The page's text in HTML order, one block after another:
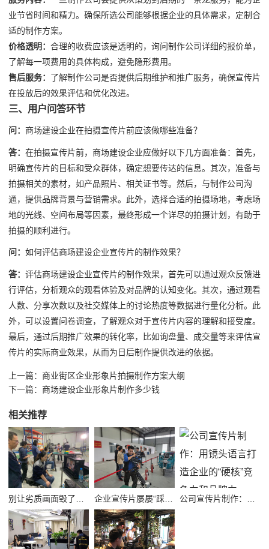
业节省时间和精力。确保所选公司能够根据企业的具体需求，定制合
适的制作方案。
价格透明： 合理的收费应该是透明的，询问制作公司详细的报价单，
了解每一项费用的具体构成，避免隐形费用。
售后服务： 了解制作公司是否提供后期维护和推广服务，确保宣传片
在投放后的效果评估和优化改进。
三、用户问答环节
问： 商场建设企业在拍摄宣传片前应该做哪些准备？
答： 在拍摄宣传片前，商场建设企业应做好以下几方面准备：首先，
明确宣传片的目标和受众群体，确定想要传达的信息。其次，准备与
拍摄相关的素材，如产品照片、相关证书等。然后，与制作公司沟
通，提供品牌背景与营销需求。此外，选择合适的拍摄场地，考虑场
地的光线、空间布局等因素，最终形成一个详尽的拍摄计划，有助于
拍摄的顺利进行。
问： 如何评估商场建设企业宣传片的制作效果？
答： 评估商场建设企业宣传片的制作效果，首先可以通过观众反馈进
行评估，分析观众的观看体验及对品牌的认知变化。其次，通过观看
人数、分享次数以及社交媒体上的讨论热度等数据进行量化分析。此
外，可以设置问卷调查，了解观众对于宣传片内容的理解和接受度。
最后，通过后期推广效果的转化率，比如询盘量、成交量等来评估宣
传片的实际商业效果，从而为日后制作提供改进的依据。
上一篇： 商业街区企业形象片拍摄制作方案大纲
下一篇： 商场建设企业形象片制作多少钱
相关推荐